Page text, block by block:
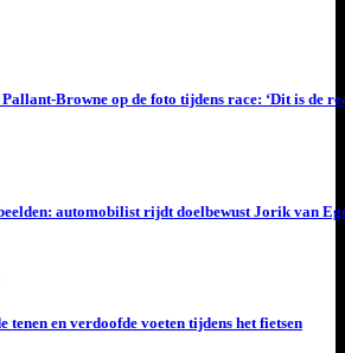
Browne op de foto tijdens race: ‘Dit is de
automobilist rijdt doelbewust Jorik van
tenen en verdoofde voeten tijdens het fietsen